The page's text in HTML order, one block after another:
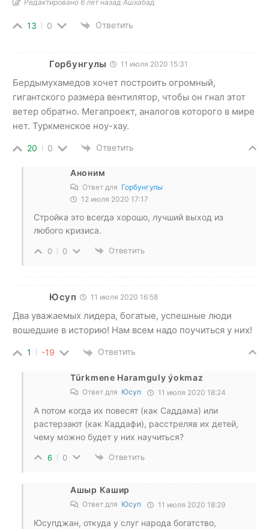
Редактировано 6 лет назад Ашхабад
13 0 Ответить
Горбунгулы 11 июля 2020 15:31
Бердымухамедов хочет построить огромный,
гигантского размера вентилятор, чтобы он гнал этот
ветер обратно. Мегапроект, аналогов которого в мире
нет. Туркменское ноу-хау.
20 0 Ответить
Аноним
Ответ для Горбунгулы
12 июля 2020 17:17
Стройка это всегда хорошо, лучший выход из
любого кризиса.
0 0 Ответить
Юсуп 11 июля 2020 16:58
Два уважаемых лидера, богатые, успешные люди
вошедшие в историю! Нам всем надо поучиться у них!
1 -19 Ответить
Türkmene Haramguly ýokmaz
Ответ для Юсуп 11 июля 2020 18:24
А потом когда их повесят (как Саддама) или
растерзают (как Каддафи), расстреляв их детей,
чему можно будет у них научиться?
6 0 Ответить
Ашыр Кашир
Ответ для Юсуп 11 июля 2020 18:29
Юсупджан, откуда у слуг народа богатство,